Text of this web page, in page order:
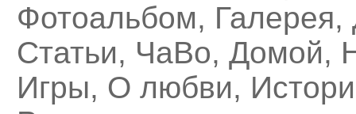
Фотоальбом, Галерея,
Статьи, ЧаВо, Домой,
Игры, О любви,